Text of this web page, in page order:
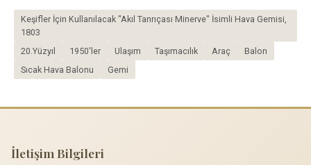
Keşifler İçin Kullanılacak "Akıl Tanrıçası Minerve" İsimli Hava Gemisi,
1803
20.Yüzyıl
1950'ler Ulaşım Taşımacılık Araç
Balon
Sıcak Hava Balonu
Gemi
İletişim Bilgileri